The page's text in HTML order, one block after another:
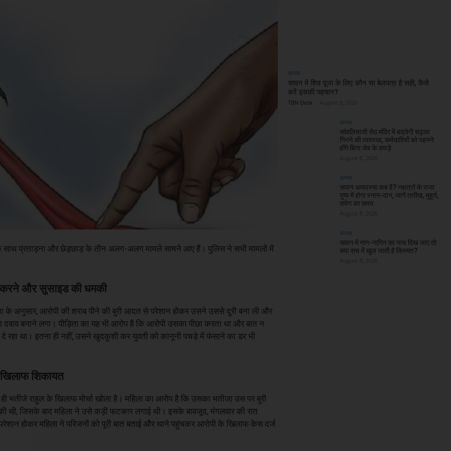
साथ प्रताड़ना और छेड़छाड़ के तीन अलग-अलग मामले सामने आए हैं। पुलिस ने सभी मामलों में
करने और सुसाइड की धमकी
के अनुसार, आरोपी की शराब पीने की बुरी आदत से परेशान होकर उसने उससे दूरी बना ली और
बनाने लगा। पीड़िता का यह भी आरोप है कि आरोपी उसका पीछा करता था और बात न
दे रहा था। इतना ही नहीं, उसने खुदकुशी कर युवती को कानूनी पचड़े में फंसाने का डर भी
शिकायत
भतीजे राहुल के खिलाफ मोर्चा खोला है। महिला का आरोप है कि उसका भतीजा उस पर बुरी
जिसके बाद महिला ने उसे कड़ी फटकार लगाई थी। इसके बावजूद, मंगलवार की रात
होकर महिला ने परिजनों को पूरी बात बताई और थाने पहुंचकर आरोपी के खिलाफ केस दर्ज
आस्था
सावन में शिव पूजा के लिए कौन सा बेलपत्र है सही, कैसे
करें इसकी पहचान?
TBN Desk
आस्था
सांवलियाजी सेठ मंदिर में बदलेगी चढ़ावा
गिनने की व्यवस्था, कर्मचारियों को पहनने
होंगे बिना जेब के कपड़े
आस्था
सावन अमावस्या कब है? नक्षत्रों के राजा
पुष्य में होगा स्नान-दान, जानें तारीख, मुहूर्त,
तर्पण का समय
आस्था
सावन में नाग-नागिन का नाच दिख जाए तो
क्या सच में खुल जाती है किस्मत?